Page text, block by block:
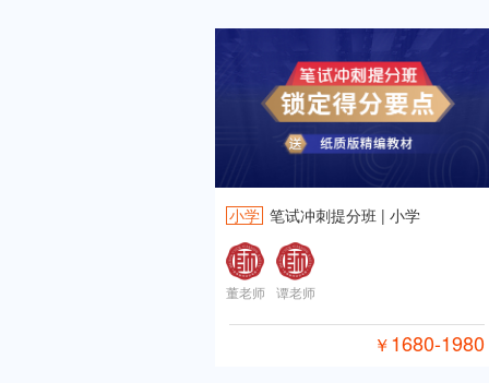
小学 笔试冲刺提分班 | 小学
董老师 谭老师
￥1680-1980